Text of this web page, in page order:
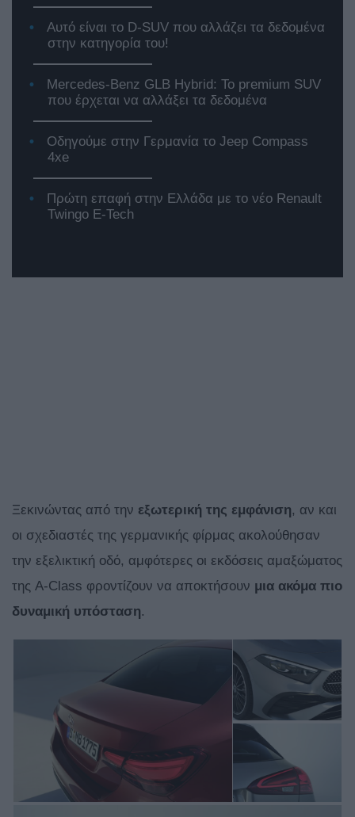
Αυτό είναι το D-SUV που αλλάζει τα δεδομένα
στην κατηγορία του!
Mercedes-Benz GLB Hybrid: Το premium SUV
που έρχεται να αλλάξει τα δεδομένα
Οδηγούμε στην Γερμανία το Jeep Compass
4xe
Πρώτη επαφή στην Ελλάδα με το νέο Renault
Twingo E-Tech
Ξεκινώντας από την εξωτερική της εμφάνιση, αν και
οι σχεδιαστές της γερμανικής φίρμας ακολούθησαν
την εξελικτική οδό, αμφότερες οι εκδόσεις αμαξώματος
της A-Class φροντίζουν να αποκτήσουν μια ακόμα πιο
δυναμική υπόσταση.